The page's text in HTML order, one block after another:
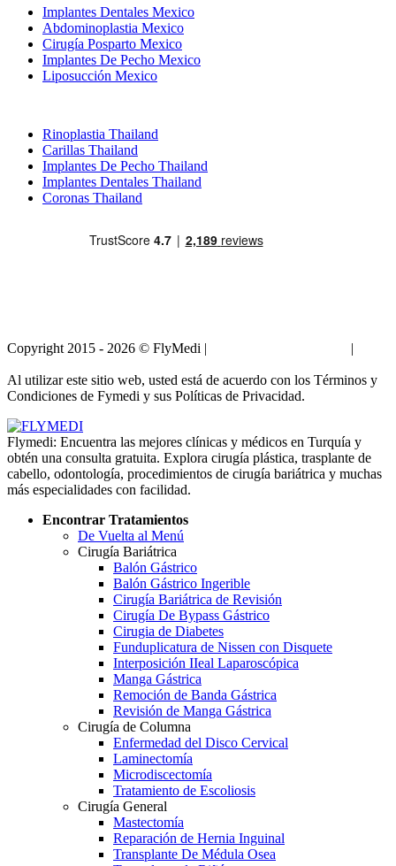
Implantes Dentales Mexico
Abdominoplastia Mexico
Cirugía Posparto Mexico
Implantes De Pecho Mexico
Liposucción Mexico
Rinoplastia Thailand
Carillas Thailand
Implantes De Pecho Thailand
Implantes Dentales Thailand
Coronas Thailand
Copyright 2015 - 2026 © FlyMedi |
|
Al utilizar este sitio web, usted está de acuerdo con los Términos y
Condiciones de Fymedi y sus Políticas de Privacidad.
Flymedi: Encuentra las mejores clínicas y médicos en Turquía y
obtén una consulta gratuita. Explora cirugía plástica, trasplante de
cabello, odontología, procedimientos de cirugía bariátrica y muchas
más especialidades con facilidad.
Encontrar Tratamientos
De Vuelta al Menú
Cirugía Bariátrica
Balón Gástrico
Balón Gástrico Ingerible
Cirugía Bariátrica de Revisión
Cirugía De Bypass Gástrico
Cirugia de Diabetes
Funduplicatura de Nissen con Disquete
Interposición IIeal Laparoscópica
Manga Gástrica
Remoción de Banda Gástrica
Revisión de Manga Gástrica
Cirugía de Columna
Enfermedad del Disco Cervical
Laminectomía
Microdiscectomía
Tratamiento de Escoliosis
Cirugía General
Mastectomía
Reparación de Hernia Inguinal
Transplante De Médula Osea